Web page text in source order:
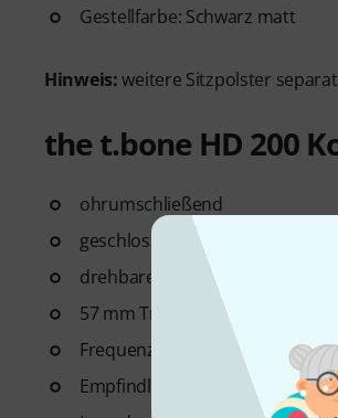
Gestellfarbe: Schwarz matt
Hinweis:weitere Sitzpolster
the t.bone HD 200
ohrumschließend
geschlossen
drehbare Ohrmuscheln
57 mm Treiber
Frequenzbereich: 20 - 20.000 Hz
Empfindlichkeit: 110 dB